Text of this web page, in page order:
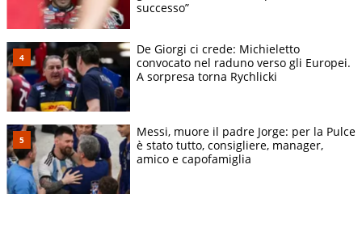
successo”
De Giorgi ci crede: Michieletto
convocato nel raduno verso gli Europei.
A sorpresa torna Rychlicki
Messi, muore il padre Jorge: per la Pulce
è stato tutto, consigliere, manager,
amico e capofamiglia